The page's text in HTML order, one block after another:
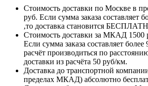
Стоимость доставки по Москве в
руб. Если сумма заказа составляет
,то доставка становится
Стоимость доставки за МКАД 1500
Если сумма заказа составляет
расчёт производиться по
доставки из расчёта 50 руб/км.
Доставка до транспортной
пределах МКАД) абсолютно